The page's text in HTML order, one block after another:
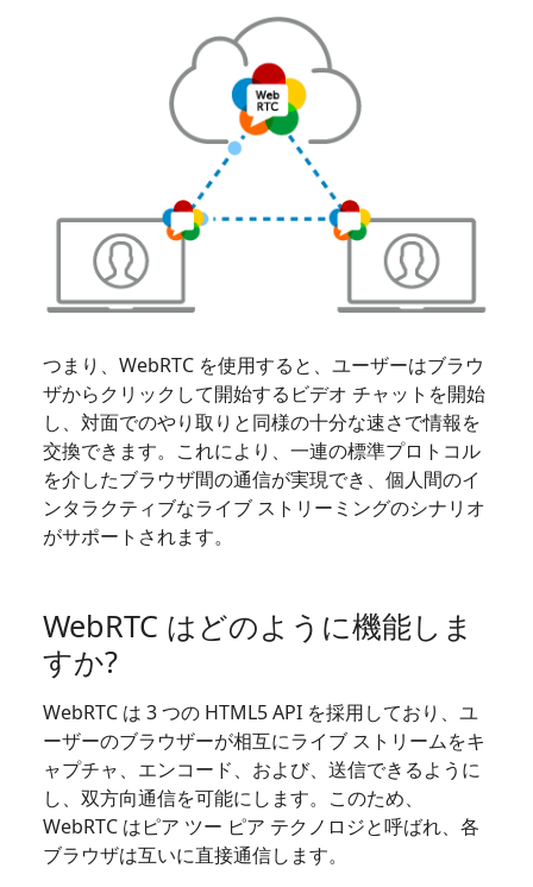
つまり、WebRTC を使用すると、ユーザーはブラウ
ザからクリックして開始するビデオ チャットを開始
し、対面でのやり取りと同様の十分な速さで情報を
交換できます。これにより、一連の標準プロトコル
を介したブラウザ間の通信が実現でき、個人間のイ
ンタラクティブなライブ ストリーミングのシナリオ
がサポートされます。
WebRTC はどのように機能しま
すか?
WebRTC は 3 つの HTML5 API を採用しており、ユ
ーザーのブラウザーが相互にライブ ストリームをキ
ャプチャ、エンコード、および、送信できるように
し、双方向通信を可能にします。このため、
WebRTC はピア ツー ピア テクノロジと呼ばれ、各
ブラウザは互いに直接通信します。